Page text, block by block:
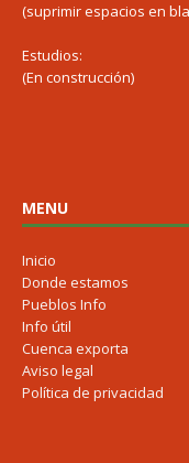
(suprimir espacios en
Estudios:
(En construcción)
MENU
Inicio
Donde estamos
Pueblos Info
Info útil
Cuenca exporta
Aviso legal
Política de privacidad